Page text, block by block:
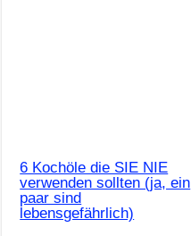
6 Kochöle die SIE NIE
verwenden sollten (ja, ein
paar sind
lebensgefährlich)